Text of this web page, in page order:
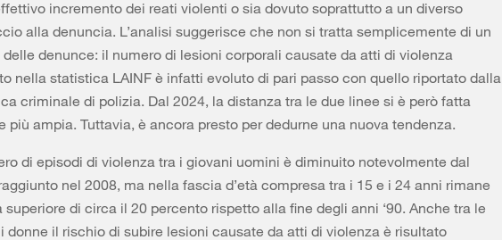
incremento dei reati violenti o sia dovuto soprattutto a un diverso
alla denuncia. L’analisi suggerisce che non si tratta semplicemente di un
denunce: il numero di lesioni corporali causate da atti di violenza
nella statistica LAINF è infatti evoluto di pari passo con quello riportato dalla
criminale di polizia. Dal 2024, la distanza tra le due linee si è però fatta
più ampia. Tuttavia, è ancora presto per dedurne una nuova tendenza.
di episodi di violenza tra i giovani uomini è diminuito notevolmente dal
nel 2008, ma nella fascia d’età compresa tra i 15 e i 24 anni rimane
superiore di circa il 20 percento rispetto alla fine degli anni ‘90. Anche tra le
donne il rischio di subire lesioni causate da atti di violenza è risultato